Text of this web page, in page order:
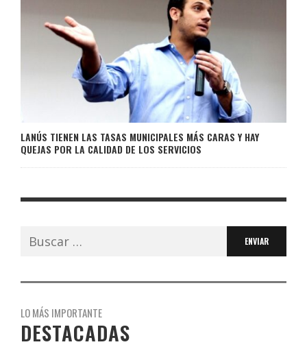
LANÚS TIENEN LAS TASAS MUNICIPALES MÁS CARAS Y HAY
QUEJAS POR LA CALIDAD DE LOS SERVICIOS
Buscar:
LO MÁS IMPORTANTE
DESTACADAS